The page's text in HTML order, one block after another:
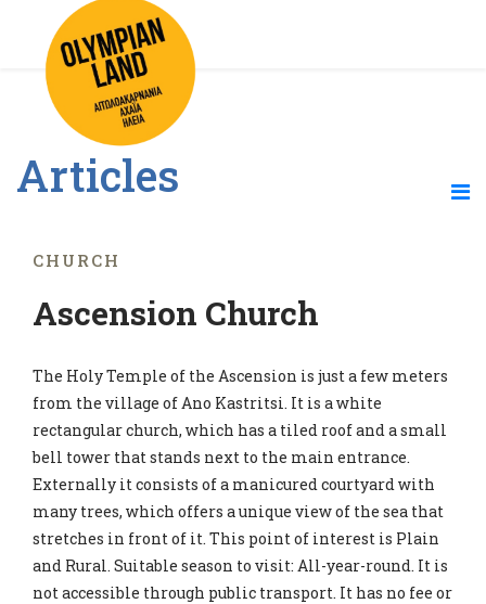
Articles
CHURCH
Ascension Church
The Holy Temple of the Ascension is just a few meters
from the village of Ano Kastritsi. It is a white
rectangular church, which has a tiled roof and a small
bell tower that stands next to the main entrance.
Externally it consists of a manicured courtyard with
many trees, which offers a unique view of the sea that
stretches in front of it. This point of interest is Plain
and Rural. Suitable season to visit: All-year-round. It is
not accessible through public transport. It has no fee or